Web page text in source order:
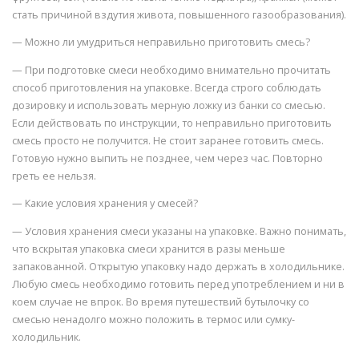
стать причиной вздутия живота, повышенного газообразования).
— Можно ли умудриться неправильно приготовить смесь?
— При подготовке смеси необходимо внимательно прочитать
способ приготовления на упаковке. Всегда строго соблюдать
дозировку и использовать мерную ложку из банки со смесью.
Если действовать по инструкции, то неправильно приготовить
смесь просто не получится. Не стоит заранее готовить смесь.
Готовую нужно выпить не позднее, чем через час. Повторно
греть ее нельзя.
— Какие условия хранения у смесей?
— Условия хранения смеси указаны на упаковке. Важно понимать,
что вскрытая упаковка смеси хранится в разы меньше
запакованной. Открытую упаковку надо держать в холодильнике.
Любую смесь необходимо готовить перед употреблением и ни в
коем случае не впрок. Во время путешествий бутылочку со
смесью ненадолго можно положить в термос или сумку-
холодильник.